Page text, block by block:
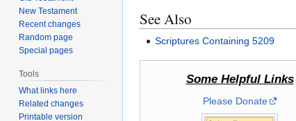
See Also
Scriptures Containing 5209
Some Helpful Links
Please Donate
New Testament
Recent changes
Random page
Special pages
Tools
What links here
Related changes
Printable version